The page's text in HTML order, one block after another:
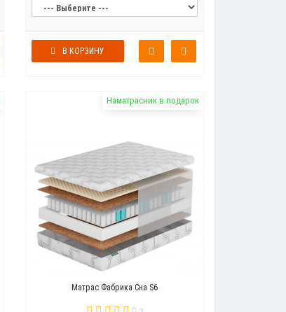
В КОРЗИНУ
Наматрасник в подарок
Матрас Фабрика Сна S6